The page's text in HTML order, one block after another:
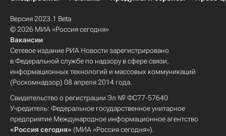
Версия 2023.1 Beta
© 2026 МИА «Россия сегодня»
Вакансии
Сетевое издание РИА Новости зарегистрировано
в Федеральной службе по надзору в сфере связи,
информационных технологий и массовых коммуникаций
(Роскомнадзор) 08 апреля 2014 года.
Свидетельство о регистрации Эл № ФС77-57640
Учредитель: Федеральное государственное унитарное
предприятие Международное информационное агентство
«Россия сегодня» (МИА «Россия сегодня»).